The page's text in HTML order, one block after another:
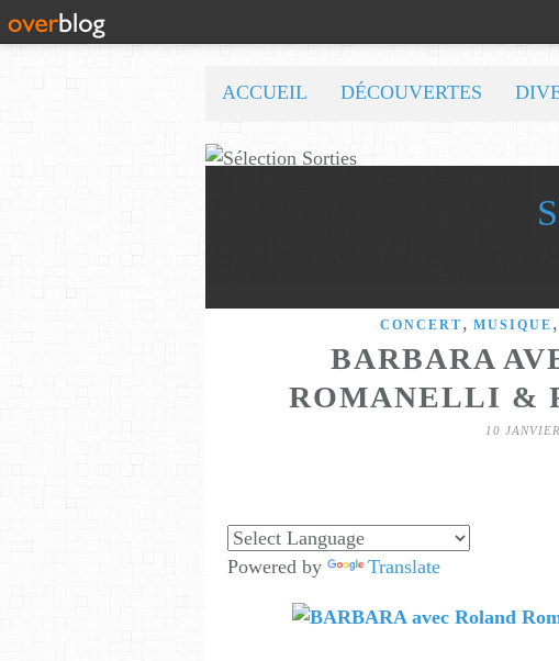
ACCUEIL DÉCOUVERTES
CONCERT , MUSIQUE ,
BARBARA
ROMANELLI &
10
Powered by Translate